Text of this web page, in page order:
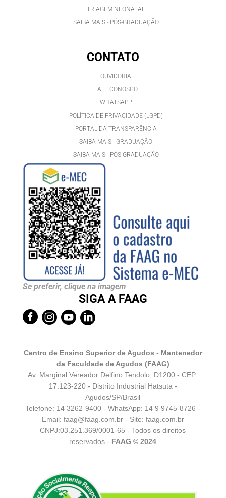
TRIAGEM NEONATAL
SAIBA MAIS - PÓS-GRADUAÇÃO
CONTATO
OUVIDORIA
FALE CONOSCO
WHATSAPP
POLÍTICA DE PRIVACIDADE (LGPD)
PORTAL DA TRANSPARÊNCIA
SAIBA MAIS - GRADUAÇÃO
SAIBA MAIS - PÓS-GRADUAÇÃO
Se preferir, clique na imagem
SIGA A FAAG
   
Centro de Ensino Superior de Agudos - Mantenedor
da Faculdade de Agudos (FAAG)
Av. Marginal Vereador Delfino Tendolo, D1200 - CEP:
17.123-220 - Distrito Industrial Hatsuta -
Agudos/SP/Brasil
Telefone: 14 3262-9400 - WhatsApp: 14 9 9745-8726-
Email: faag@faag.com.br- Site: faag.com.br
CNPJ:03.251.369/0001-65 - Todos os direitos
reservados - FAAG © 2024